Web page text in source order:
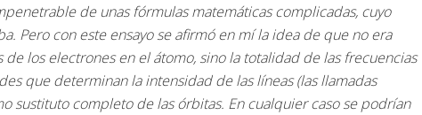
de unas fórmulas matemáticas complicadas, cuyo
Pero con este ensayo se afirmó en mí la idea de que no era
de los electrones en el átomo, sino la totalidad de las frecuencias
que determinan la intensidad de las líneas (las llamadas
sustituto completo de las órbitas. En cualquier caso se podrían